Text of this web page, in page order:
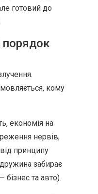
готовий до
порядок
кому
економія на
нервів,
принципу
забирає
бізнес та авто).